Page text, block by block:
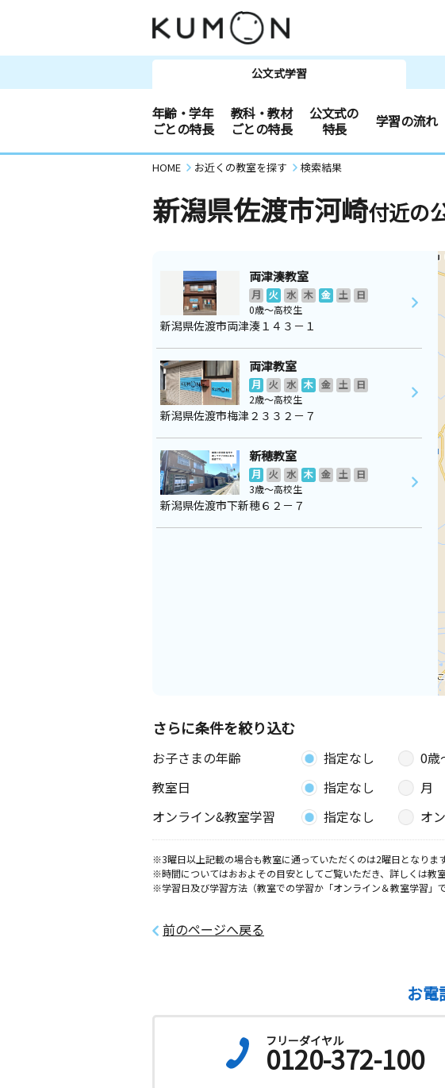
公文式学習
年齢・学年
ごとの特長
教科・教材
ごとの特長
公文式の
特長
学習の流れ
HOME お近くの教室を探す 検索結果
新潟県佐渡市河崎付近の
両津湊教室
月 火 水 木 金 土
日
0歳～高校生
新潟県佐渡市両津湊１４３－１
両津教室
月 火 水 木 金 土
日
2歳～高校生
新潟県佐渡市梅津２３３２－７
新穂教室
月 火 水 木 金 土
日
3歳～高校生
新潟県佐渡市下新穂６２－７
さらに条件を絞り込む
お子さまの年齢 指定なし 0歳
教室日
指定なし 月
オンライン&教室学習
指定なし オ
※3曜日以上記載の場合も教室に通っていただくのは2曜日となります
※時間についてはおおよその目安としてご覧いただき、詳しくは教
※学習日及び学習方法（教室での学習か「オンライン＆教室学習」
前のページへ戻る
お電
フリーダイヤル
0120-372-100